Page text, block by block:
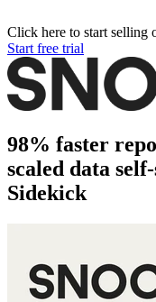
Click here to start
Start free trial
98% faster
scaled data
Sidekick